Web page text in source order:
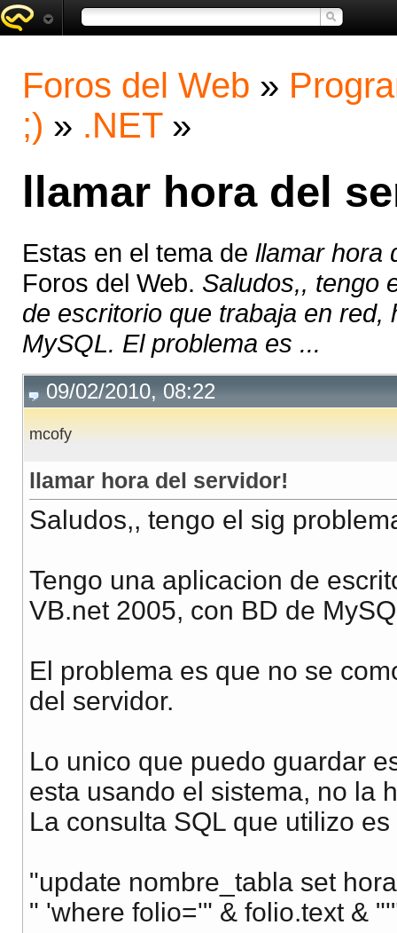
Foros del Web »
;) » .NET »
llamar hora del
Estas en el tema de llamar hora
Foros del Web. Saludos,, tengo
de escritorio que trabaja en
MySQL. El problema es ...
09/02/2010, 08:22
mcofy
llamar hora del servidor!
Saludos,, tengo el sig
Tengo una aplicacion de
VB.net 2005, con BD de
El problema es que no se
del servidor.
Lo unico que puedo guardar
esta usando el sistema, no la
La consulta SQL que utilizo
"update nombre_tabla set
" 'where folio='" & folio.text &